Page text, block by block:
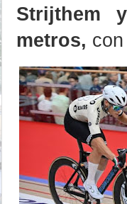
Strijthem
metros,